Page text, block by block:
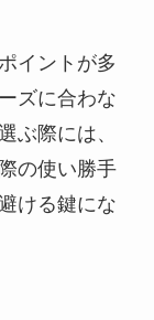
イントが多
ズに合わな
ぶ際には、
の使い勝手
ける鍵にな